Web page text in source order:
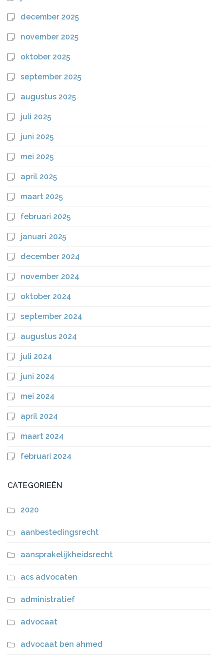
december 2025
november 2025
oktober 2025
september 2025
augustus 2025
juli 2025
juni 2025
mei 2025
april 2025
maart 2025
februari 2025
januari 2025
december 2024
november 2024
oktober 2024
september 2024
augustus 2024
juli 2024
juni 2024
mei 2024
april 2024
maart 2024
februari 2024
CATEGORIEËN
2020
aanbestedingsrecht
aansprakelijkheidsrecht
acs advocaten
administratief
advocaat
advocaat ben ahmed